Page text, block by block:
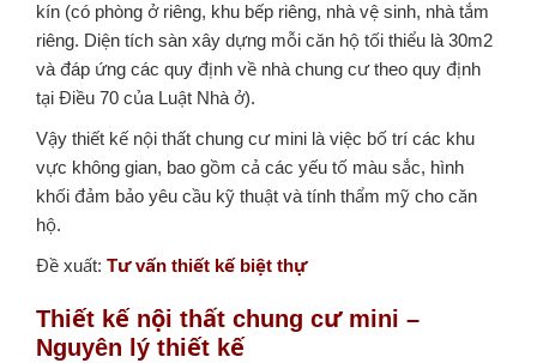
kín (có phòng ở riêng, khu bếp riêng, nhà vệ sinh, nhà tắm
riêng. Diện tích sàn xây dựng mỗi căn hộ tối thiểu là 30m2
và đáp ứng các quy định về nhà chung cư theo quy định
tại Điều 70 của Luật Nhà ở).
Vậy thiết kế nội thất chung cư mini là việc bố trí các khu
vực không gian, bao gồm cả các yếu tố màu sắc, hình
khối đảm bảo yêu cầu kỹ thuật và tính thẩm mỹ cho căn
hộ.
Đề xuất: Tư vấn thiết kế biệt thự
Thiết kế nội thất chung cư mini –
Nguyên lý thiết kế